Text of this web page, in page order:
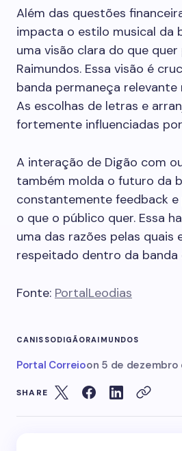
Além das questões
impacta o estilo musical da
uma visão clara do que
Raimundos. Essa visão é
banda permaneça relevante
As escolhas de letras e
fortemente influenciadas
A interação de Digão com
também molda o futuro da
constantemente feedback
o que o público quer. Essa
uma das razões pelas quais
respeitado dentro da banda
Fonte: PortalLeodias
CANISSODIGÃORAIMUNDOS
Portal Correioon 5 de dezembro
SHARE